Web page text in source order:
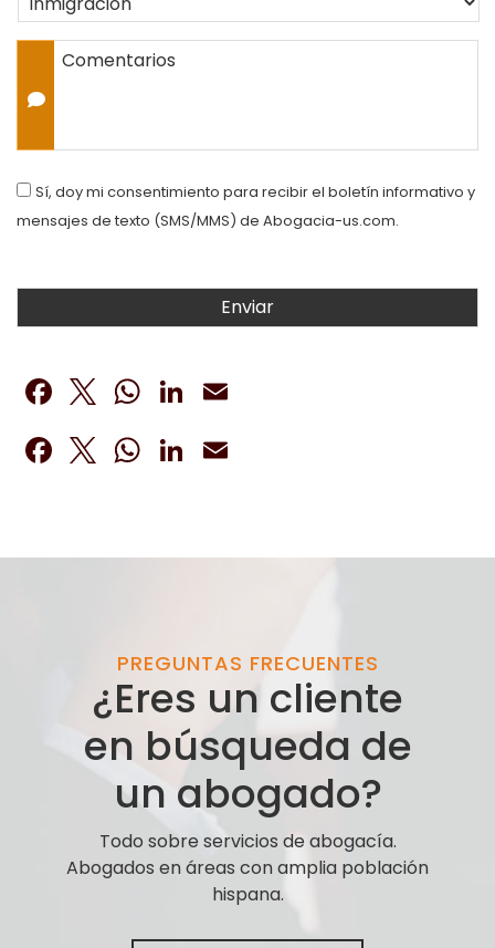
Comentarios
Consent
Sí, doy mi consentimiento para recibir el boletín informativo y
mensajes de texto (SMS/MMS) de Abogacia-us.com.
Facebook
Twitter
WhatsApp
LinkedIn
Facebook
Twitter
WhatsApp
LinkedIn
PREGUNTAS FRECUENTES
¿Eres un cliente
en búsqueda de
un abogado?
Todo sobre servicios de abogacía.
Abogados en áreas con amplia población
hispana.